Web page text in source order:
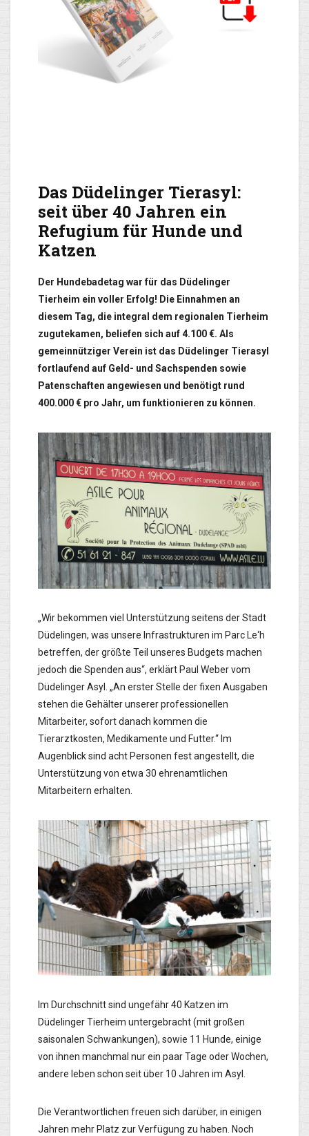
Das Düdelinger Tierasyl:
seit über 40 Jahren ein
Refugium für Hunde und
Katzen
Der Hundebadetag war für das Düdelinger
Tierheim ein voller Erfolg! Die Einnahmen an
diesem Tag, die integral dem regionalen Tierheim
zugutekamen, beliefen sich auf 4.100 €. Als
gemeinnütziger Verein ist das Düdelinger Tierasyl
fortlaufend auf Geld- und Sachspenden sowie
Patenschaften angewiesen und benötigt rund
400.000 € pro Jahr, um funktionieren zu können.
„Wir bekommen viel Unterstützung seitens der Stadt
Düdelingen, was unsere Infrastrukturen im Parc Le‘h
betreffen, der größte Teil unseres Budgets machen
jedoch die Spenden aus“, erklärt Paul Weber vom
Düdelinger Asyl. „An erster Stelle der fixen Ausgaben
stehen die Gehälter unserer professionellen
Mitarbeiter, sofort danach kommen die
Tierarztkosten, Medikamente und Futter.“ Im
Augenblick sind acht Personen fest angestellt, die
Unterstützung von etwa 30 ehrenamtlichen
Mitarbeitern erhalten.
Im Durchschnitt sind ungefähr 40 Katzen im
Düdelinger Tierheim untergebracht (mit großen
saisonalen Schwankungen), sowie 11 Hunde, einige
von ihnen manchmal nur ein paar Tage oder Wochen,
andere leben schon seit über 10 Jahren im Asyl.
Die Verantwortlichen freuen sich darüber, in einigen
Jahren mehr Platz zur Verfügung zu haben. Noch